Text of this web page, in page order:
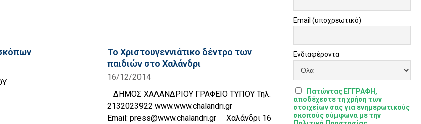
Το Χριστουγεννιάτικο δέντρο των
παιδιών στο Χαλάνδρι
16/12/2014
ΔΗΜΟΣ ΧΑΛΑΝΔΡΙΟΥ ΓΡΑΦΕΙΟ ΤΥΠΟΥ Τηλ.
2132023922 www.www.chalandri.gr
Email: press@www.chalandri.gr Χαλάνδρι 16
Email (υποχρεωτικό)
Ενδιαφέροντα
Πατώντας ΕΓΓΡΑΦΗ,
αποδέχεστε τη χρήση των
στοιχείων σας για ενημερωτικούς
σκοπούς σύμφωνα με την